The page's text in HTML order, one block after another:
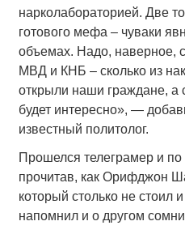
нарколабораторией. Две
готового мефа – чуваки
объемах. Надо, наверное,
МВД и КНБ – сколько из
открыли наши граждане, а
будет интересно», —
известный политолог.
Прошелся телеграмер и
прочитав, как Орифджон
который столько не стоил
напомнил и о другом